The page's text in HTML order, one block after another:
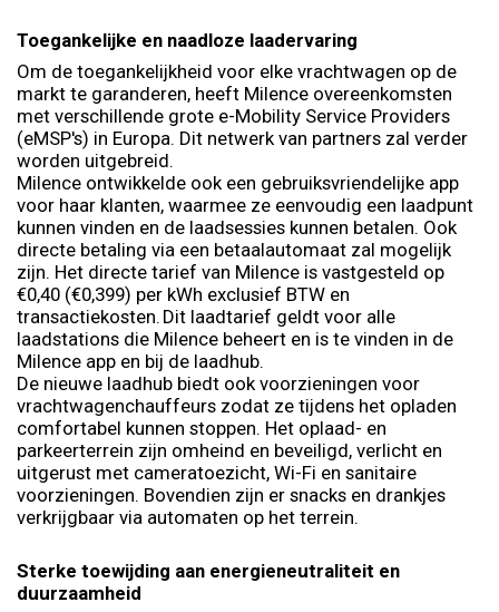
Toegankelijke en naadloze laadervaring
Om de toegankelijkheid voor elke vrachtwagen op de
markt te garanderen, heeft Milence overeenkomsten
met verschillende grote e-Mobility Service Providers
(eMSP's) in Europa. Dit netwerk van partners zal verder
worden uitgebreid.
Milence ontwikkelde ook een gebruiksvriendelijke app
voor haar klanten, waarmee ze eenvoudig een laadpunt
kunnen vinden en de laadsessies kunnen betalen. Ook
directe betaling via een betaalautomaat zal mogelijk
zijn. Het directe tarief van Milence is vastgesteld op
€0,40 (€0,399) per kWh exclusief BTW en
transactiekosten. Dit laadtarief geldt voor alle
laadstations die Milence beheert en is te vinden in de
Milence app en bij de laadhub.
De nieuwe laadhub biedt ook voorzieningen voor
vrachtwagenchauffeurs zodat ze tijdens het opladen
comfortabel kunnen stoppen. Het oplaad- en
parkeerterrein zijn omheind en beveiligd, verlicht en
uitgerust met cameratoezicht, Wi-Fi en sanitaire
voorzieningen. Bovendien zijn er snacks en drankjes
verkrijgbaar via automaten op het terrein.
Sterke toewijding aan energieneutraliteit en
duurzaamheid